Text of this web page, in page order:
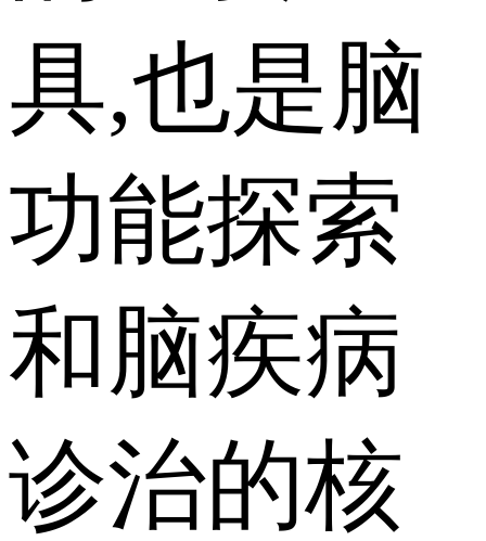
具,也是脑
功能探索
和脑疾病
诊治的核